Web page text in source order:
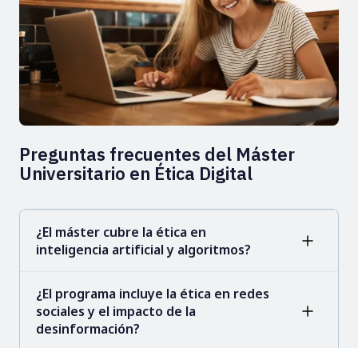
Preguntas frecuentes del Máster
Universitario en Ética Digital
¿El máster cubre la ética en
inteligencia artificial y algoritmos?
¿El programa incluye la ética en redes
sociales y el impacto de la
desinformación?